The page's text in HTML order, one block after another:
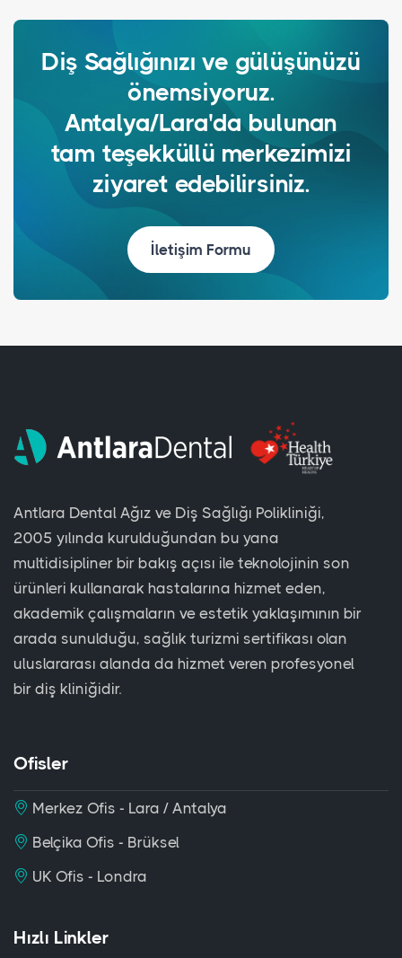
Diş Sağlığınızı ve gülüşünüzü
önemsiyoruz.
Antalya/Lara'da bulunan
tam teşekküllü merkezimizi
ziyaret edebilirsiniz.
İletişim Formu
Antlara Dental Ağız ve Diş Sağlığı Polikliniği,
2005 yılında kurulduğundan bu yana
multidisipliner bir bakış açısı ile teknolojinin son
ürünleri kullanarak hastalarına hizmet eden,
akademik çalışmaların ve estetik yaklaşımının bir
arada sunulduğu, sağlık turizmi sertifikası olan
uluslararası alanda da hizmet veren profesyonel
bir diş kliniğidir.
Ofisler
Merkez Ofis - Lara / Antalya
Belçika Ofis - Brüksel
UK Ofis - Londra
Hızlı Linkler